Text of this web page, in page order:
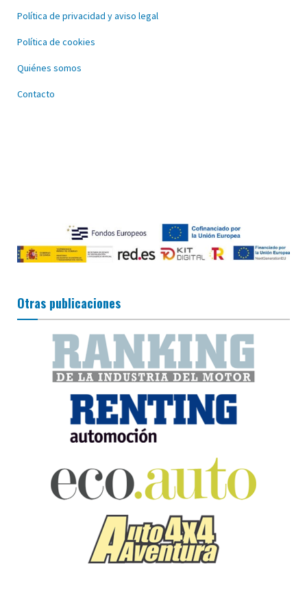
Política de privacidad y aviso legal
Política de cookies
Quiénes somos
Contacto
Otras publicaciones